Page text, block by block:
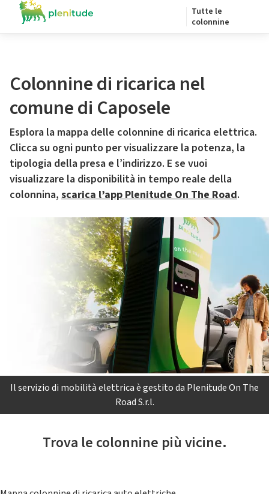
Tutte le
colonnine
Colonnine di ricarica nel
comune di Caposele
Esplora la mappa delle colonnine di ricarica elettrica.
Clicca su ogni punto per visualizzare la potenza, la
tipologia della presa e l’indirizzo. E se vuoi
visualizzare la disponibilità in tempo reale della
colonnina, scarica l’app Plenitude On The Road.
Il servizio di mobilità elettrica è gestito da Plenitude On The
Road S.r.l.
Trova le colonnine più vicine.